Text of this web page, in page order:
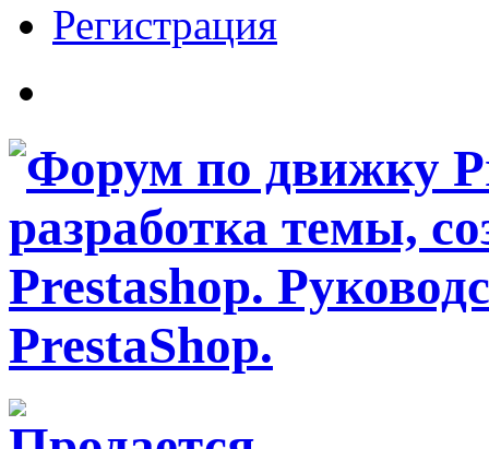
Регистрация